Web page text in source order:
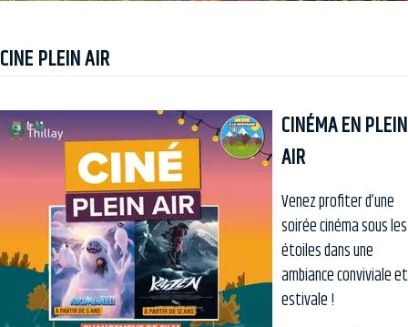
CINE PLEIN AIR
CINÉMA EN PLEIN
AIR
Venez profiter d’une
soirée cinéma sous les
étoiles dans une
ambiance conviviale et
estivale !